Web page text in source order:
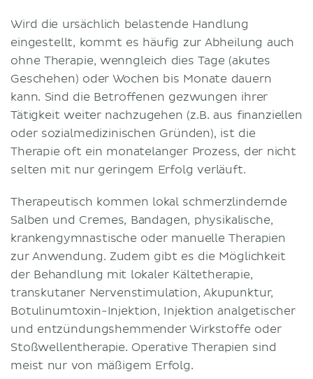
Wird die ursächlich belastende Handlung
eingestellt, kommt es häufig zur Abheilung auch
ohne Therapie, wenngleich dies Tage (akutes
Geschehen) oder Wochen bis Monate dauern
kann. Sind die Betroffenen gezwungen ihrer
Tätigkeit weiter nachzugehen (z.B. aus finanziellen
oder sozialmedizinischen Gründen), ist die
Therapie oft ein monatelanger Prozess, der nicht
selten mit nur geringem Erfolg verläuft.
Therapeutisch kommen lokal schmerzlindernde
Salben und Cremes, Bandagen, physikalische,
krankengymnastische oder manuelle Therapien
zur Anwendung. Zudem gibt es die Möglichkeit
der Behandlung mit lokaler Kältetherapie,
transkutaner Nervenstimulation, Akupunktur,
Botulinumtoxin-Injektion, Injektion analgetischer
und entzündungshemmender Wirkstoffe oder
Stoßwellentherapie. Operative Therapien sind
meist nur von mäßigem Erfolg.